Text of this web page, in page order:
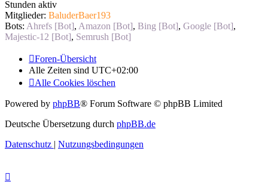
Stunden aktiv
Mitglieder: BaluderBaer193
Bots: Ahrefs [Bot], Amazon [Bot], Bing [Bot], Google [Bot],
Majestic-12 [Bot], Semrush [Bot]
Foren-Übersicht
Alle Zeiten sind UTC+02:00
Alle Cookies löschen
Powered by phpBB® Forum Software © phpBB Limited
Deutsche Übersetzung durch phpBB.de
Datenschutz | Nutzungsbedingungen